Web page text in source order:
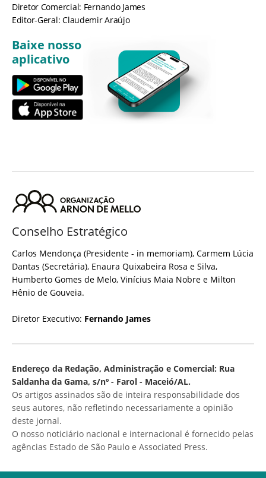
Diretor Comercial: Fernando James
Editor-Geral: Claudemir Araújo
Baixe nosso
aplicativo
Conselho Estratégico
Carlos Mendonça (Presidente - in memoriam), Carmem Lúcia
Dantas (Secretária), Enaura Quixabeira Rosa e Silva,
Humberto Gomes de Melo, Vinícius Maia Nobre e Milton
Hênio de Gouveia.
Diretor Executivo: Fernando James
Endereço da Redação, Administração e Comercial: Rua
Saldanha da Gama, s/nº - Farol - Maceió/AL.
Os artigos assinados são de inteira responsabilidade dos
seus autores, não refletindo necessariamente a opinião
deste jornal.
O nosso noticiário nacional e internacional é fornecido pelas
agências Estado de São Paulo e Associated Press.